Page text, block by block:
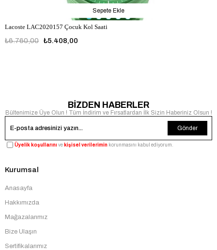
Lacoste LAC2020157 Çocuk Kol Saati
₺5.408,00
₺6.760,00
Sepete Ekle
BİZDEN HABERLER
Bültenimize Üye Olun ! Tüm İndirim ve Fırsatlardan İlk Sizin Haberiniz Olsun !
Gönder
Üyelik koşullarınıve kişisel verilerimin korunmasını kabul ediyorum.
Kurumsal
Anasayfa
Hakkımızda
Mağazalarımız
Bize Ulaşın
Sertifikalarımız